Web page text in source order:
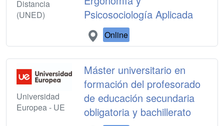
Distancia
(UNED)
Psicosociología Aplicada
Online
Universidad
Europea - UE
Máster universitario en
formación del profesorado
de educación secundaria
obligatoria y bachillerato